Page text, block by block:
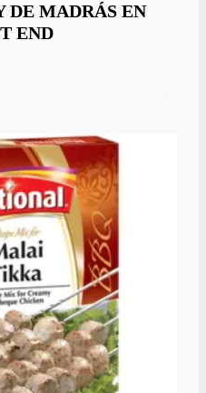
DE MADRÁS EN
END